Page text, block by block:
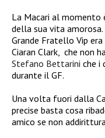
La Macari al momento
della sua vita amorosa.
Grande Fratello Vip
Ciaran Clark, che non
Stefano Bettarini che i
durante il GF.
Una volta fuori dalla
precise basta cosa
amico se non